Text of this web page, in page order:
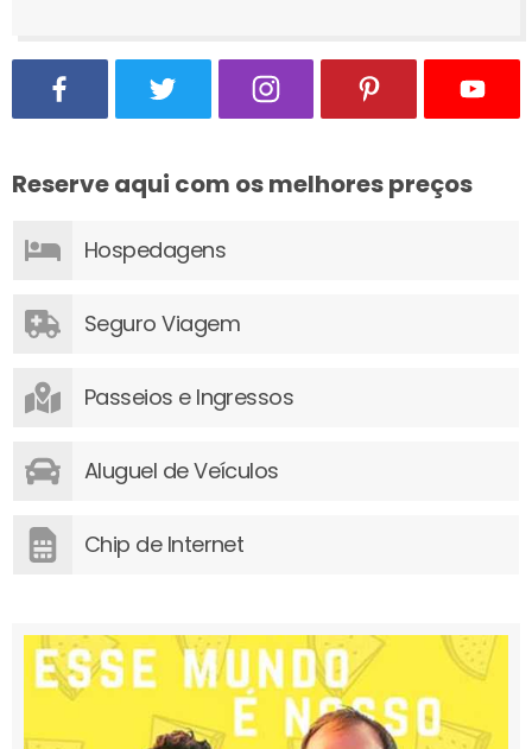
Reserve aqui com os melhores preços
Hospedagens
Seguro Viagem
Passeios e Ingressos
Aluguel de Veículos
Chip de Internet